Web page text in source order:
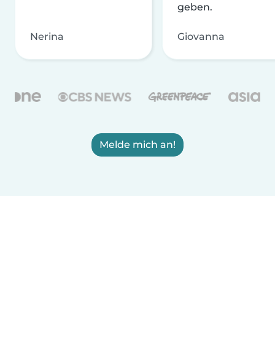
Nerina
geben.
Giovanna
Melde mich an!